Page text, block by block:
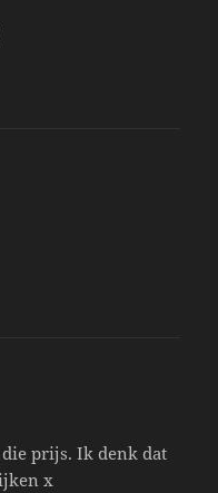
prijs. Ik denk dat
x